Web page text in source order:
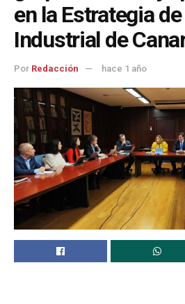
en la Estrategia
Industrial de
Por Redacción hace 1 año